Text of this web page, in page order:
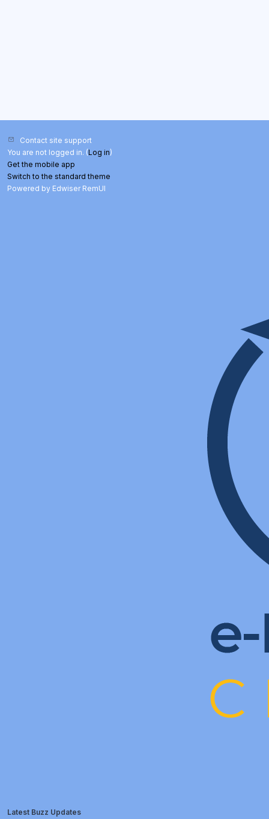
Contact site support
You are not logged in. (Log in)
Get the mobile app
Switch to the standard theme
Powered by Edwiser RemUI
Latest Buzz Updates